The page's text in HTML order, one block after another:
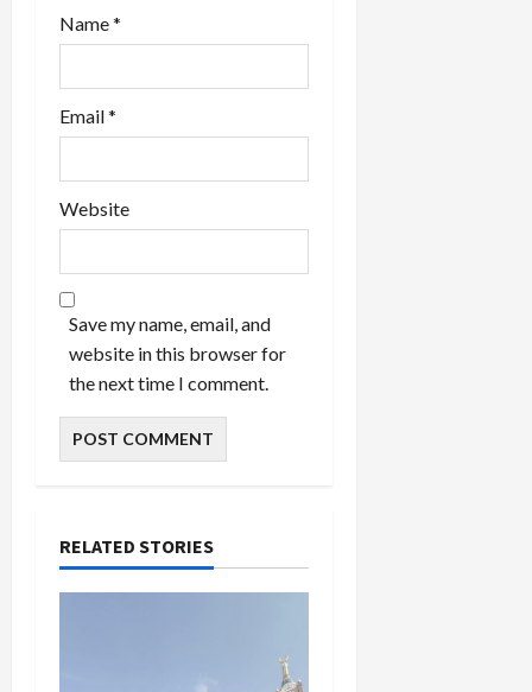
Name*
Email*
Website
Save my name, email, and
website in this browser for
the next time I comment.
RELATED STORIES